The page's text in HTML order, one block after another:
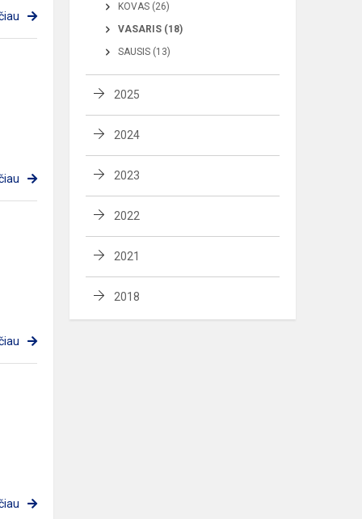
KOVAS (26)
VASARIS (18)
SAUSIS (13)
2025
2024
2023
2022
2021
2018